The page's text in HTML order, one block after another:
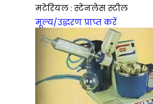
मटेरियल : स्टेनलेस स्टील
मूल्य/उद्धरण प्राप्त करें